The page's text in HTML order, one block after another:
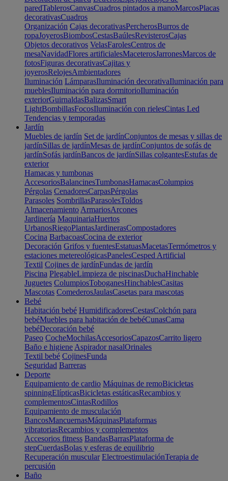
paredTablerosCanvasCuadros pintados a manoMarcosPlacas
decorativasCuadros
Organización Cajas decorativasPercherosBurros de
ropaJoyerosBiombosCestasBaúlesRevisterosCajas
Objetos decorativos VelasFarolesCentros de
mesaNavidadFlores artificialesMaceterosJarronesMarcos de
fotosFiguras decorativasCajitas y
joyerosRelojesAmbientadores
Iluminación LámparasIluminación decorativaIluminación para
mueblesIluminación para dormitorioIluminación
exteriorGuirnaldasBalizasSmart
LightBombillasFocosIluminación con rielesCintas Led
Tendencias y temporadas
Jardín
Muebles de jardín Set de jardínConjuntos de mesas y sillas de
jardínSillas de jardínMesas de jardínConjuntos de sofás de
jardínSofás jardínBancos de jardínSillas colgantesEstufas de
exterior
Hamacas y tumbonas
AccesoriosBalancinesTumbonasHamacasColumpios
Pérgolas CenadoresCarpasPérgolas
Parasoles SombrillasParasolesToldos
Almacenamiento ArmariosArcones
Jardinería MaquinariaHuertos
UrbanosRiegoPlantasJardinerasCompostadores
Cocina BarbacoasCocina de exterior
Decoración Grifos y fuentesEstatuasMacetasTermómetros y
estaciones metereológicasPanelesCesped Artificial
Textil Cojines de jardínFundas de jardín
Piscina PlegableLimpieza de piscinasDuchaHinchable
Juguetes ColumpiosToboganesHinchablesCasitas
Mascotas ComederosJaulasCasetas para mascotas
Bebé
Habitación bebé HumidificadoresCestasColchón para
bebéMuebles para habitación de bebéCunasCama
bebéDecoración bebé
Paseo CocheMochilasAccesoriosCapazosCarrito ligero
Baño e higiene Aspirador nasalOrinales
Textil bebé CojinesFunda
Seguridad Barreras
Deporte
Equipamiento de cardio Máquinas de remoBicicletas
spinningElípticasBicicletas estáticasRecambios y
complementosCintasRodillos
Equipamiento de musculación
BancosMancuernasMáquinasPlataformas
vibratoriasRecambios y complementos
Accesorios fitness BandasBarrasPlataforma de
stepCuerdasBolas y esferas de equilibrio
Recuperación muscular ElectroestimulaciónTerapia de
percusión
Baño